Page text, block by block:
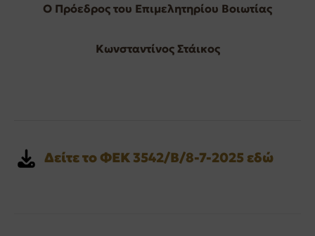
Ο Πρόεδρος του Επιμελητηρίου Βοιωτίας
Κωνσταντίνος Στάικος
Δείτε το ΦΕΚ 3542/Β/8-7-2025 εδώ